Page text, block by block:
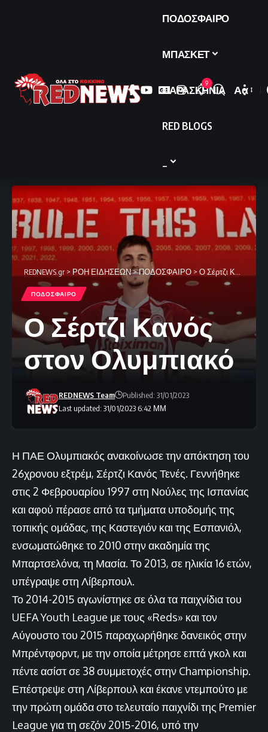
ΠΟΔΟΣΦΑΙΡΟ
ΜΠΑΣΚΕΤ
ΠΑΡΑΣΚΗΝΙΑ
RED BLOGS
9
Font
Αα
REDNEWS.gr > ΡΟΗ ΕΙΔΗΣΕΩΝ>ΠΟΔΟΣΦΑΙΡΟ > Ο Σέρτζι Κανός στον Ολυμπιακό
ΠΟΔΟΣΦΑΙΡΟ
Ο Σέρτζι Κανός
στον Ολυμπιακό
Last updated: 31/01/2023 6:42 ΜΜ
REDNEWS Team Published: 31/01/2023
Η ΠΑΕ Ολυμπιακός ανακοίνωσε την απόκτηση του
26χρονου εξτρέμ, Σέρτζι Κανός Τενές. Γεννήθηκε
στις 2 Φεβρουαρίου 1997 στη Νούλες της Ισπανίας
και αφού πέρασε από τα τμήματα υποδομής της
τοπικής ομάδας, της Καστεγιόν και της Εσπανιόλ,
ενσωματώθηκε το 2010 στην ακαδημία της
Μπαρτσελόνα, τη Μασία. Το 2013, σε ηλικία 16 ετών,
υπέγραψε στη Λίβερπουλ.
Το 2014-2015 αγωνίστηκε σε όλα τα παιχνίδια του
UEFA Youth League με τους «Reds» και τον
Αύγουστο του 2015 παραχωρήθηκε δανεικός στην
Μπρέντφορντ, με την οποία μέτρησε επτά γκολ και
πέντε ασίστ σε 38 συμμετοχές στην Championship.
Επέστρεψε στη Λίβερπουλ και έκανε ντεμπούτο με
την πρώτη ομάδα στο τελευταίο παιχνίδι της Premier
League για τη σεζόν 2015-2016, υπό την